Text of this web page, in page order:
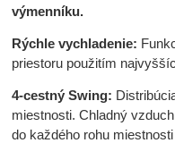
výmenníku.
Rýchle vychladenie:
priestoru použitím
4-cestný Swing:
miestnosti. Chladný
do každého rohu